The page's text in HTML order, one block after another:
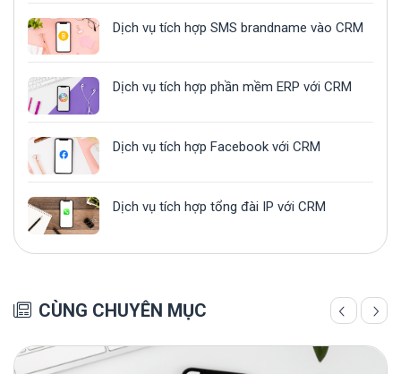
Dịch vụ tích hợp SMS brandname vào CRM
Dịch vụ tích hợp phần mềm ERP với CRM
Dịch vụ tích hợp Facebook với CRM
Dịch vụ tích hợp tổng đài IP với CRM
CÙNG CHUYÊN MỤC